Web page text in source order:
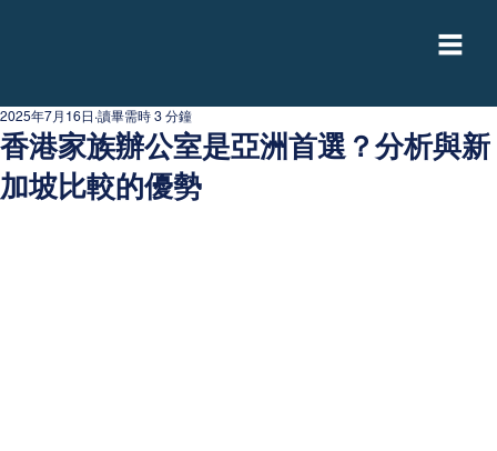
香港家族辦公室是亞洲首選？分析與新
加坡比較的優勢
2025年7月16日 讀畢需時 3 分鐘